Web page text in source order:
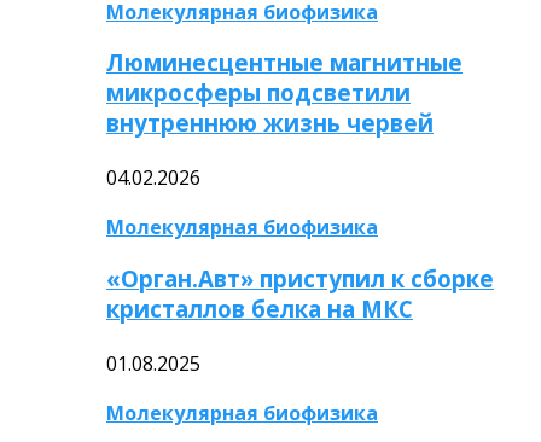
Молекулярная биофизика
Люминесцентные магнитные
микросферы подсветили
внутреннюю жизнь червей
04.02.2026
Молекулярная биофизика
«Орган.Авт» приступил к сборке
кристаллов белка на МКС
01.08.2025
Молекулярная биофизика